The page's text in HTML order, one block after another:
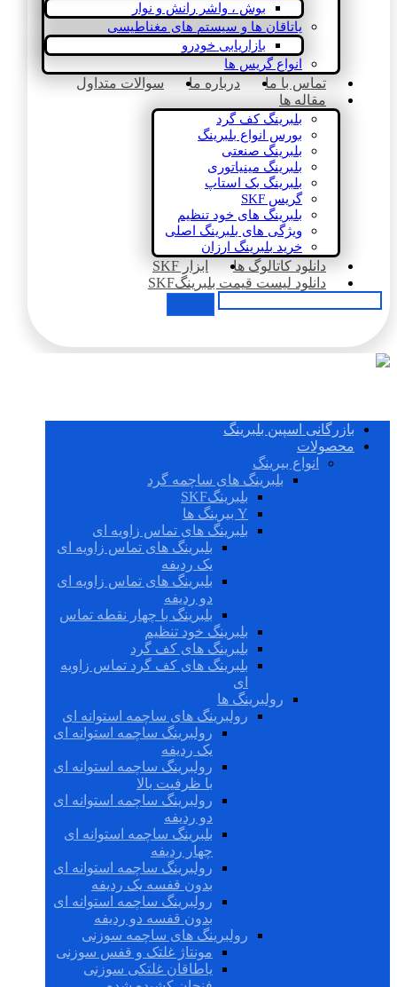
بوش ، واشر رانش و نوار
یاتاقان ها و سیستم های مغناطیسی
بازاریابی خودرو
انواع گریس ها
تماس با ما درباره ما
سوالات متداول
مقاله ها
بلبرینگ کف گرد
بورس انواع بلبرینگ
بلبرینگ صنعتی
بلبرینگ مینیاتوری
بلبرینگ بک استاپ
گریس SKF
بلبرینگ های خود تنظیم
ویژگی های بلبرینگ اصلی
خرید بلبرینگ ارزان
دانلود کاتالوگ ها
ابزار SKF
دانلود لیست قیمت بلبرینگSKF
بازرگانی اسپین بلبرینگ
محصولات
انواع بیرینگ
بلبرینگ های ساچمه گرد
بلبرینگSKF
Y بیرینگ ها
بلبرینگ های تماس زاویه ای
بلبرینگ های تماس زاویه ای
یک ردیفه
بلبرینگ های تماس زاویه ای
دو ردیفه
بلبرینگ با چهار نقطه تماس
بلبرینگ خود تنظیم
بلبرینگ های کف گرد
بلبرینگ های کف گرد تماس زاویه
ای
رولبرینگ ها
رولبرینگ های ساچمه استوانه ای
رولبرینگ ساچمه استوانه ای
یک ردیفه
رولبرینگ ساچمه استوانه ای
با ظرفیت بالا
رولبرینگ ساچمه استوانه ای
دو ردیفه
بلبرینگ ساچمه استوانه ای
چهار ردیفه
رولبرینگ ساچمه استوانه ای
بدون قفسه یک ردیفه
رولبرینگ ساچمه استوانه ای
بدون قفسه دو ردیفه
رولبرینگ های ساچمه سوزنی
مونتاژ غلتک و قفس سوزنی
یاطاقان غلتکی سوزنی